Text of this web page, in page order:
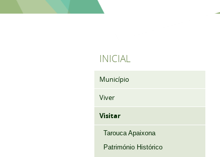
INICIAL
Município
Viver
Visitar
Tarouca Apaixona
Património Histórico